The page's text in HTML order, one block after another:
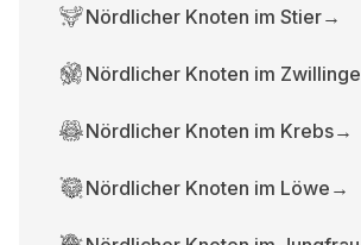
Nördlicher Knoten im Stier→
Nördlicher Knoten im Zwillinge
Nördlicher Knoten im Krebs→
Nördlicher Knoten im Löwe →